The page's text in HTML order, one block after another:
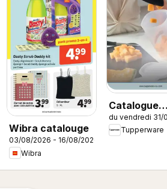
Wibra catalouge
03/08/2026 - 16/08/2026
Wibra
Catalogue
du vendredi 31/
Tupperware